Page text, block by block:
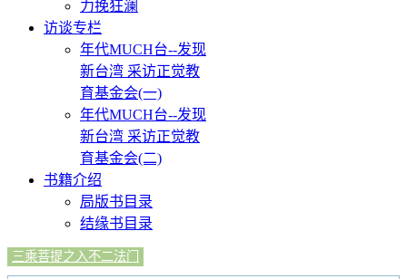
力挽狂澜
访谈专栏
年代MUCH台--发现
新台湾 采访正觉教
育基金会(一)
年代MUCH台--发现
新台湾 采访正觉教
育基金会(二)
书籍介绍
局版书目录
结缘书目录
三乘菩提之入不二法门